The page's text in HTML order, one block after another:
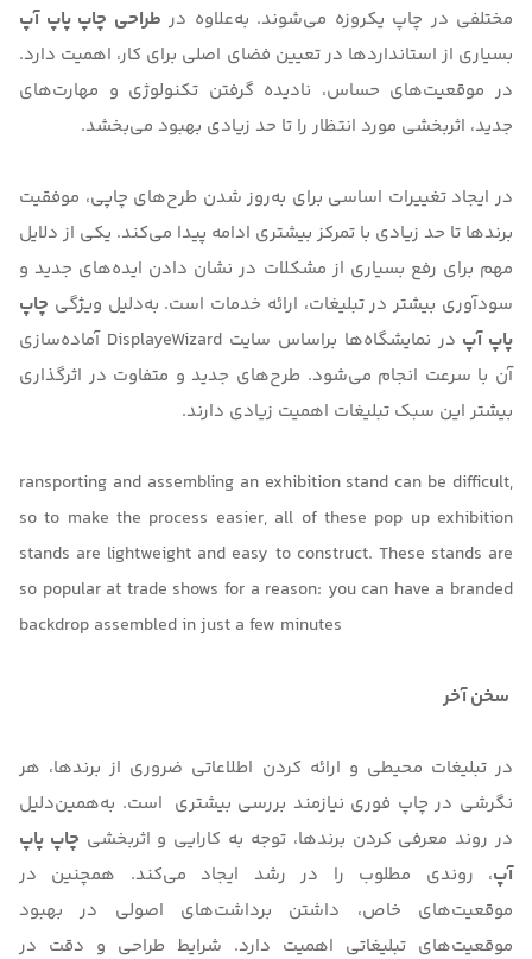
مختلفی در چاپ یکروزه می‌شوند. به‌علاوه در طراحی چاپ پاپ آپ
بسیاری از استانداردها در تعیین فضای اصلی برای کار، اهمیت دارد.
در موقعیت‌های حساس، نادیده گرفتن تکنولوژی و مهارت‌های
جدید، اثربخشی مورد انتظار را تا حد زیادی بهبود می‌بخشد.
در ایجاد تغییرات اساسی برای به‌روز شدن طرح‌های چاپی، موفقیت
برندها تا حد زیادی با تمرکز بیشتری ادامه پیدا می‌کند. یکی از دلایل
مهم برای رفع بسیاری از مشکلات در نشان دادن ایده‌های جدید و
سودآوری بیشتر در تبلیغات، ارائه خدمات است. به‌دلیل ویژگی چاپ
پاپ آپ در نمایشگاه‌ها براساس سایت DisplayeWizard آماده‌سازی
آن با سرعت انجام می‌شود. طرح‌های جدید و متفاوت در اثرگذاری
بیشتر این سبک تبلیغات اهمیت زیادی دارند.
ransporting and assembling an exhibition stand can be difficult,
so to make the process easier, all of these pop up exhibition
stands are lightweight and easy to construct. These stands are
so popular at trade shows for a reason: you can have a branded
backdrop assembled in just a few minutes
سخن آخر
در تبلیغات محیطی و ارائه کردن اطلاعاتی ضروری از برندها، هر
نگرشی در چاپ فوری نیازمند بررسی بیشتری است. به‌همین‌دلیل
در روند معرفی کردن برندها، توجه به کارایی و اثربخشی چاپ پاپ
آپ، روندی مطلوب را در رشد ایجاد می‌کند. همچنین در
موقعیت‌های خاص، داشتن برداشت‌های اصولی در بهبود
موقعیت‌های تبلیغاتی اهمیت دارد. شرایط طراحی و دقت در